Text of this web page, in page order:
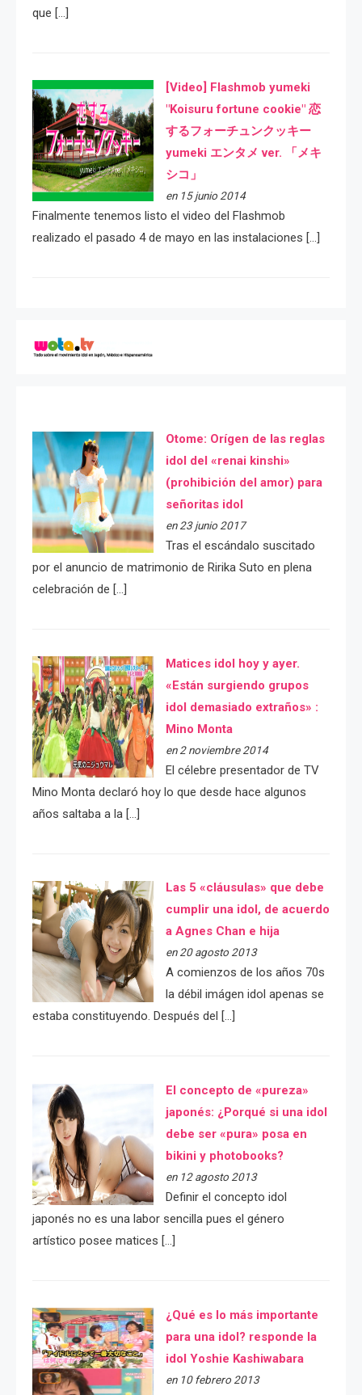
que […]
[Video] Flashmob yumeki
"Koisuru fortune cookie" 恋
するフォーチュンクッキー
yumeki エンタメ ver. 「メキ
シコ」
en 15 junio 2014
Finalmente tenemos listo el video del Flashmob
realizado el pasado 4 de mayo en las instalaciones […]
Otome: Orígen de las reglas
idol del «renai kinshi»
(prohibición del amor) para
señoritas idol
en 23 junio 2017
Tras el escándalo suscitado
por el anuncio de matrimonio de Ririka Suto en plena
celebración de […]
Matices idol hoy y ayer.
«Están surgiendo grupos
idol demasiado extraños» :
Mino Monta
en 2 noviembre 2014
El célebre presentador de TV
Mino Monta declaró hoy lo que desde hace algunos
años saltaba a la […]
Las 5 «cláusulas» que debe
cumplir una idol, de acuerdo
a Agnes Chan e hija
en 20 agosto 2013
A comienzos de los años 70s
la débil imágen idol apenas se
estaba constituyendo. Después del […]
El concepto de «pureza»
japonés: ¿Porqué si una idol
debe ser «pura» posa en
bikini y photobooks?
en 12 agosto 2013
Definir el concepto idol
japonés no es una labor sencilla pues el género
artístico posee matices […]
¿Qué es lo más importante
para una idol? responde la
idol Yoshie Kashiwabara
en 10 febrero 2013